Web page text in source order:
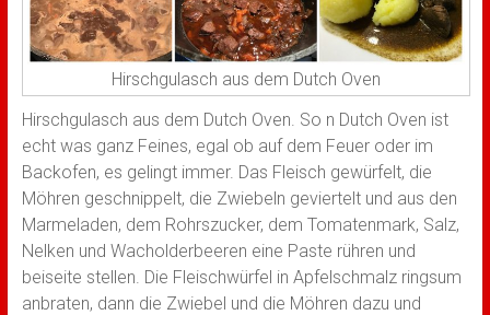
Hirschgulasch aus dem Dutch Oven
Hirschgulasch aus dem Dutch Oven. So n Dutch Oven ist
echt was ganz Feines, egal ob auf dem Feuer oder im
Backofen, es gelingt immer. Das Fleisch gewürfelt, die
Möhren geschnippelt, die Zwiebeln geviertelt und aus den
Marmeladen, dem Rohrszucker, dem Tomatenmark, Salz,
Nelken und Wacholderbeeren eine Paste rühren und
beiseite stellen. Die Fleischwürfel in Apfelschmalz ringsum
anbraten, dann die Zwiebel und die Möhren dazu und